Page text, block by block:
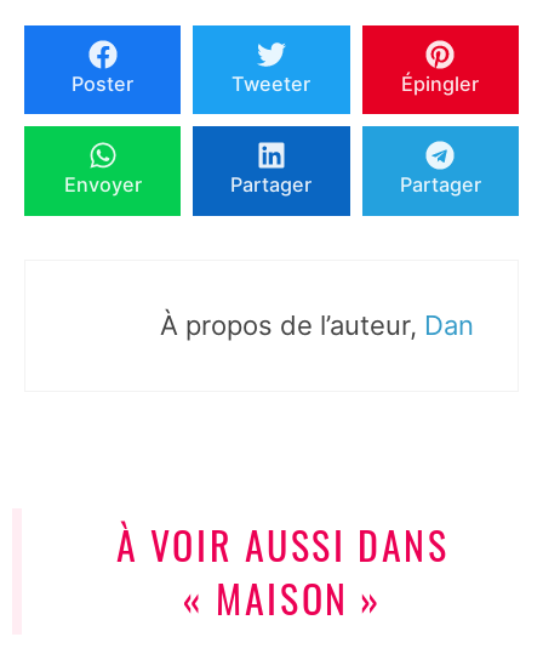
Poster Tweeter Épingler
Envoyer Partager Partager
À propos de l’auteur, Dan
À VOIR AUSSI DANS
« MAISON »